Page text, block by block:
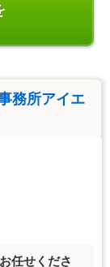
務所アイエ
任せくださ